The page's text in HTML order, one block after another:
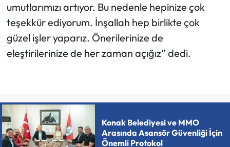
umutlarımızı artıyor. Bu nedenle hepinize çok
teşekkür ediyorum. İnşallah hep birlikte çok
güzel işler yaparız. Önerilerinize de
eleştirilerinize de her zaman açığız” dedi.
Konak Belediyesi ve MMO
Arasında Asansör Güvenliği İçin
Önemli Protokol